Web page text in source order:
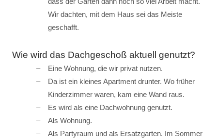
Wir dachten, mit dem Haus sei das Meiste
geschafft.
Wie wird das Dachgeschoß aktuell genutzt?
Eine Wohnung, die wir privat nutzen.
Da ist ein kleines Apartment drunter. Wo früher
Kinderzimmer waren, kam eine Wand raus.
Es wird als eine Dachwohnung genutzt.
Als Wohnung.
Als Partyraum und als Ersatzgarten. Im Sommer